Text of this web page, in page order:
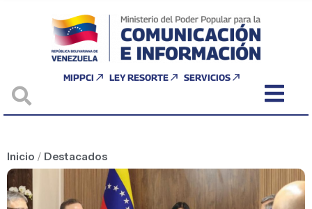
MIPPCI LEY RESORTE SERVICIOS
Inicio / Destacados